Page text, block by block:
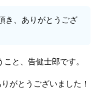
き、ありがとうござ
と、告健士郎です。
がとうございました！